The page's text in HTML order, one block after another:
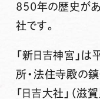
850年の歴史が
社です。
「新日吉神宮」は
所・法住寺殿の
「 日吉大社」 （滋